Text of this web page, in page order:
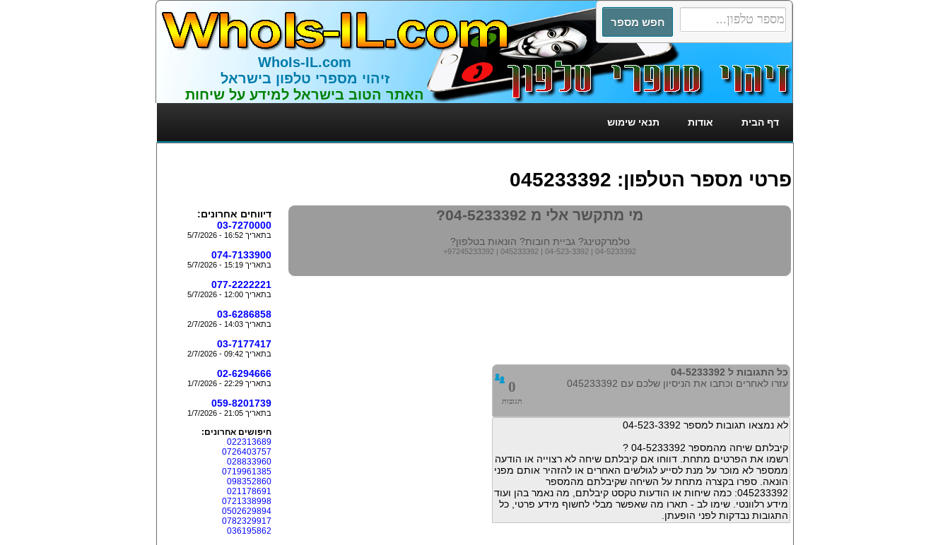
WhoIs-IL.com
זיהוי מספרי טלפון בישראל
האתר הטוב בישראל למידע על שיחות
דף הבית אודות תנאי שימוש
פרטי מספר הטלפון: 045233392
מי מתקשר אלי מ 04-5233392?
טלמרקטינג? גביית חובות? הונאות בטלפון?
+97245233392 | 045233392 | 04-523-3392 | 04-5233392
0
תגובות
כל התגובות ל 04-5233392
עזרו לאחרים וכתבו את הניסיון שלכם עם 045233392
לא נמצאו תגובות למספר 04-523-3392
קיבלתם שיחה מהמספר 04-5233392 ?
רשמו את הפרטים מתחת. דווחו אם קיבלתם שיחה לא רצוייה או הודעה
ממספר לא מוכר על מנת לסייע לגולשים האחרים או להזהיר אותם מפני
הונאה. ספרו בקצרה מתחת על השיחה שקיבלתם מהמספר
045233392: כמה שיחות או הודעות טקסט קיבלתם, מה נאמר בהן ועוד
מידע רלוונטי. שימו לב - תארו מה שאפשר מבלי לחשוף מידע פרטי, כל
התגובות נבדקות לפני הופעתן.
דיווחים אחרונים:
03-7270000
בתאריך 16:52 - 5/7/2026
074-7133900
בתאריך 15:19 - 5/7/2026
077-2222221
בתאריך 12:00 - 5/7/2026
03-6286858
בתאריך 14:03 - 2/7/2026
03-7177417
בתאריך 09:42 - 2/7/2026
02-6294666
בתאריך 22:29 - 1/7/2026
059-8201739
בתאריך 21:05 - 1/7/2026
חיפושים אחרונים:
022313689
0726403757
028833960
0719961385
098352860
021178691
0721338998
0502629894
0782329917
036195862